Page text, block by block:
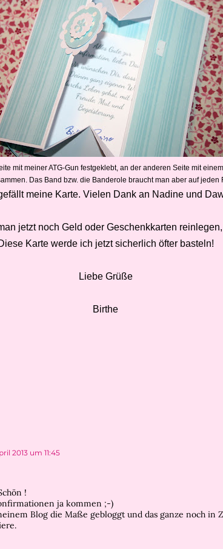
mit meiner ATG-Gun festgeklebt, an der anderen Seite mit
Das Band bzw. die Banderole braucht man aber auf jeden
meine Karte. Vielen Dank an Nadine und
jetzt noch Geld oder Geschenkkarten
Karte werde ich jetzt sicherlich öfter basteln!
Liebe Grüße
Birthe
2013 um 11:45
!
ja kommen ;-)
Blog die Maße gebloggt und das ganze noch